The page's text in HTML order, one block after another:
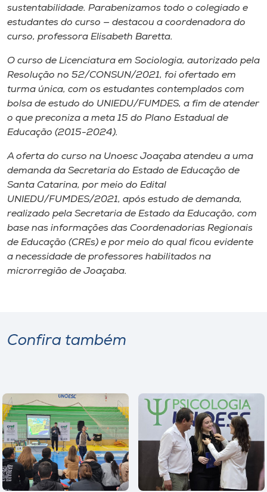
sustentabilidade. Parabenizamos todo o colegiado e
estudantes do curso — destacou a coordenadora do
curso, professora Elisabeth Baretta.
O curso de Licenciatura em Sociologia, autorizado pela
Resolução no 52/CONSUN/2021, foi ofertado em
turma única, com os estudantes contemplados com
bolsa de estudo do UNIEDU/FUMDES, a fim de atender
o que preconiza a meta 15 do Plano Estadual de
Educação (2015-2024).
A oferta do curso na Unoesc Joaçaba atendeu a uma
demanda da Secretaria do Estado de Educação de
Santa Catarina, por meio do Edital
UNIEDU/FUMDES/2021, após estudo de demanda,
realizado pela Secretaria de Estado da Educação, com
base nas informações das Coordenadorias Regionais
de Educação (CREs) e por meio do qual ficou evidente
a necessidade de professores habilitados na
microrregião de Joaçaba.
Confira também